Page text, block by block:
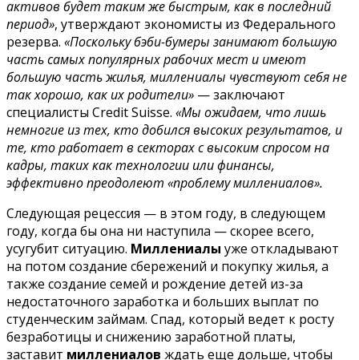
активов будет таким же быстрым, как в последний
период», утверждают экономисты из Федерального
резерва. «Поскольку бэби-бумеры занимают большую
часть самых популярных рабочих мест и имеют
большую часть жилья, миллениалы чувствуют себя не
так хорошо, как их родители» — заключают
специалисты Credit Suisse. «Мы ожидаем, что лишь
немногие из тех, кто добился высоких результатов, и
те, кто работает в секторах с высоким спросом на
кадры, таких как технологии или финансы,
эффективно преодолеют «проблему миллениалов».
Следующая рецессия — в этом году, в следующем
году, когда бы она ни наступила — скорее всего,
усугубит ситуацию. Миллениалы уже откладывают
на потом создание сбережений и покупку жилья, а
также создание семей и рождение детей из-за
недостаточного заработка и больших выплат по
студенческим займам. Спад, который ведет к росту
безработицы и снижению заработной платы,
заставит миллениалов ждать еще дольше, чтобы